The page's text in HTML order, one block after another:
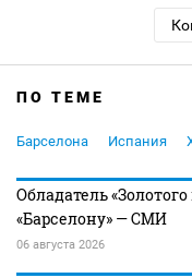
ПО ТЕМЕ
Барселона Испания
Обладатель
«Барселону» — СМИ
06 августа 2026